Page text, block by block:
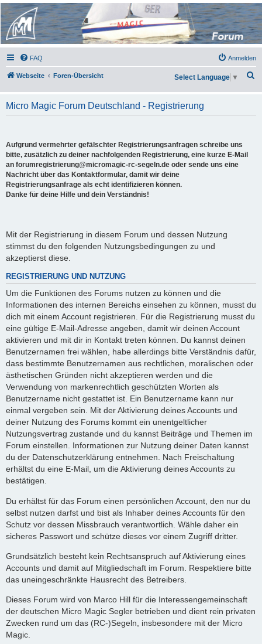
Micro Magic Forum
Deutschland
FAQ Anmelden
Webseite Foren-Übersicht
h
Select Language ▼
Micro Magic Forum Deutschland - Registrierung
Aufgrund vermehrter gefälschter Registrierungsanfragen schreibe uns
bitte, zusätzlich zu deiner nachfolgenden Registrierung, eine kurze E-Mail
an forumregistrierung@micromagic-rc-segeln.de oder sende uns eine
Nachricht über das Kontaktformular, damit wir deine
Registrierungsanfrage als echt identifizieren können.
Danke für deine Hilfe und dein Verständnis!
Mit der Registrierung in diesem Forum und dessen Nutzung
stimmst du den folgenden Nutzungsbedingungen zu und
akzeptierst diese.
REGISTRIERUNG UND NUTZUNG
Um die Funktionen des Forums nutzen zu können und die
Informationen des internen Bereichs einsehen zu können, musst du
dich mit einem Account registrieren. Für die Registrierung musst du
eine gültige E-Mail-Adresse angeben, damit wir deinen Account
aktivieren und mit dir in Kontakt treten können. Du kannst deinen
Benutzernamen frei wählen, habe allerdings bitte Verständnis dafür,
dass bestimmte Benutzernamen aus rechtlichen, moralischen oder
ästhetischen Gründen nicht akzeptieren werden und die
Verwendung von markenrechtlich geschützten Worten als
Benutzername nicht gestattet ist. Ein Benutzername kann nur
einmal vergeben sein. Mit der Aktivierung deines Accounts und
deiner Nutzung des Forums kommt ein unentgeltlicher
Nutzungsvertrag zustande und du kannst Beiträge und Themen im
Forum einstellen. Informationen zur Nutzung deiner Daten kannst
du der Datenschutzerklärung entnehmen. Nach Freischaltung
erhältst du eine E-Mail, um die Aktivierung deines Accounts zu
bestätigen.
Du erhältst für das Forum einen persönlichen Account, den nur du
selbst nutzen darfst und bist als Inhaber deines Accounts für den
Schutz vor dessen Missbrauch verantwortlich. Wähle daher ein
sicheres Passwort und schütze dieses vor einem Zugriff dritter.
Grundsätzlich besteht kein Rechtsanspruch auf Aktivierung eines
Accounts und damit auf Mitgliedschaft im Forum. Respektiere bitte
das uneingeschränkte Hausrecht des Betreibers.
Dieses Forum wird von Marco Hill für die Interessengemeinschaft
der deutschen Micro Magic Segler betrieben und dient rein privaten
Zwecken rund um das (RC-)Segeln, insbesondere mit der Micro
Magic.